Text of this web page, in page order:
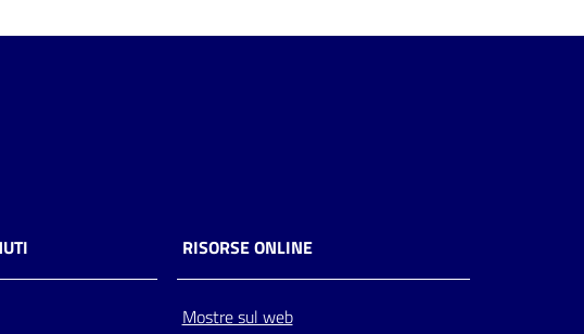
RISORSE ONLINE
Mostre sul web